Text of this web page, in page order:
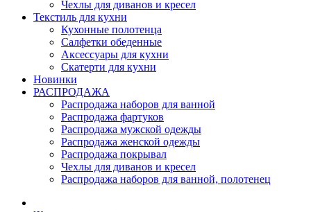
Чехлы для диванов и кресел
Текстиль для кухни
Кухонные полотенца
Салфетки обеденные
Аксессуары для кухни
Скатерти для кухни
Новинки
РАСПРОДАЖА
Распродажа наборов для ванной
Распродажа фартуков
Распродажа мужской одежды
Распродажа женской одежды
Распродажа покрывал
Чехлы для диванов и кресел
Распродажа наборов для ванной, полотенец